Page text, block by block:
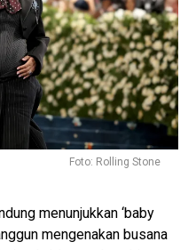
Foto: Rolling Stone
menunjukkan ‘baby
mengenakan busana